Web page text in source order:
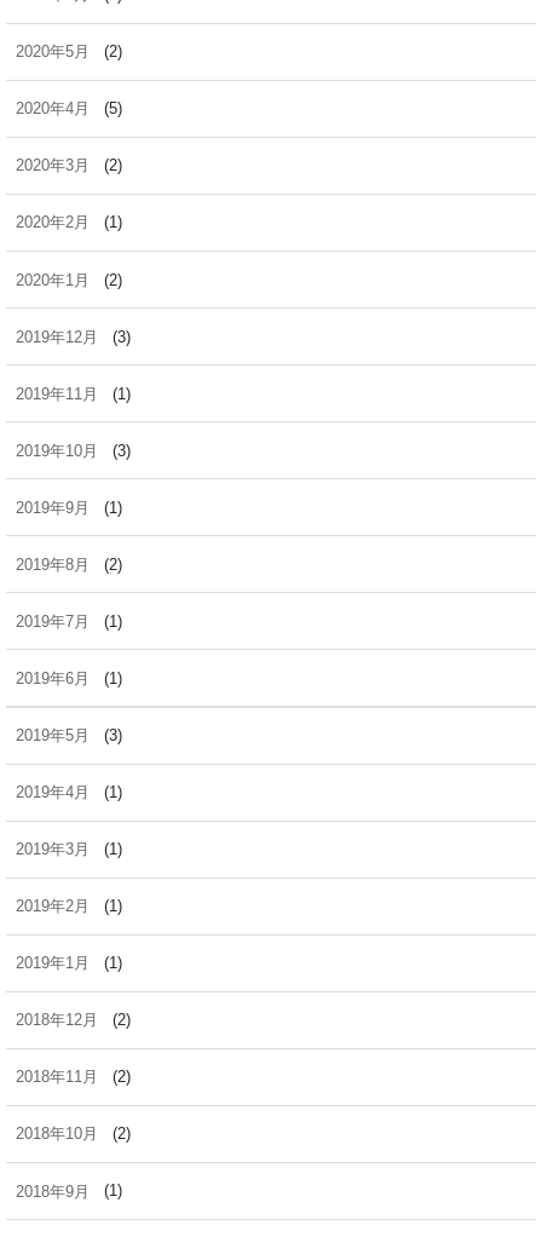
2020年5月 (2)
2020年4月 (5)
2020年3月 (2)
2020年2月 (1)
2020年1月 (2)
2019年12月 (3)
2019年11月 (1)
2019年10月 (3)
2019年9月 (1)
2019年8月 (2)
2019年7月 (1)
2019年6月 (1)
2019年5月 (3)
2019年4月 (1)
2019年3月 (1)
2019年2月 (1)
2019年1月 (1)
2018年12月 (2)
2018年11月 (2)
2018年10月 (2)
2018年9月 (1)